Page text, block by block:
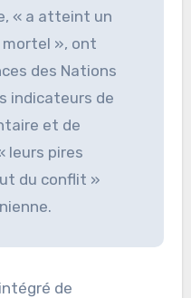
« a atteint un
», ont
des Nations
indicateurs de
et de
pires
du conflit »
de